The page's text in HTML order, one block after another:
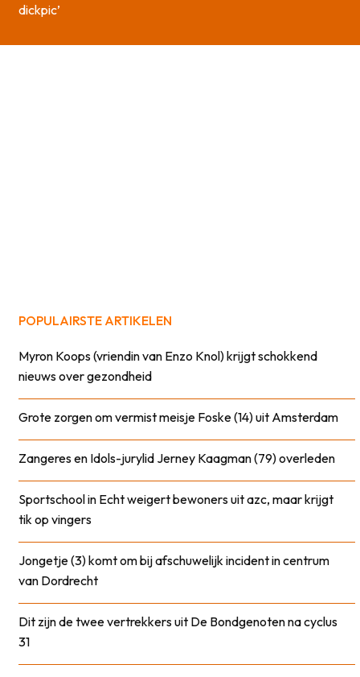
dickpic’
POPULAIRSTE ARTIKELEN
Myron Koops (vriendin van Enzo Knol) krijgt schokkend
nieuws over gezondheid
Grote zorgen om vermist meisje Foske (14) uit Amsterdam
Zangeres en Idols-jurylid Jerney Kaagman (79) overleden
Sportschool in Echt weigert bewoners uit azc, maar krijgt
tik op vingers
Jongetje (3) komt om bij afschuwelijk incident in centrum
van Dordrecht
Dit zijn de twee vertrekkers uit De Bondgenoten na cyclus
31